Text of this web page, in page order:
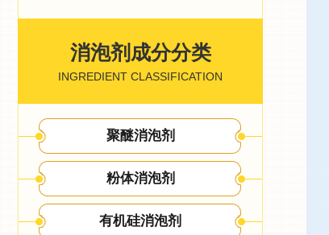
消泡剂成分分类
INGREDIENT CLASSIFICATION
聚醚消泡剂
粉体消泡剂
有机硅消泡剂